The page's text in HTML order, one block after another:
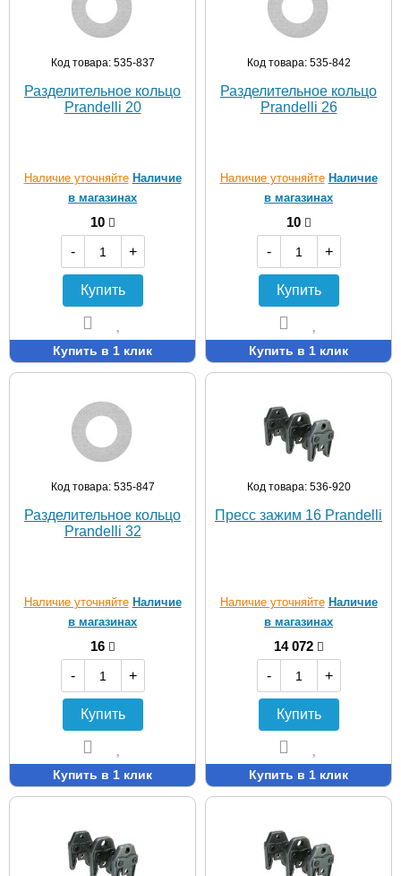
Код товара: 535-837
Разделительное кольцо
Prandelli 20
Наличие уточняйте Наличие
в магазинах
10
-
+
Купить
Купить в 1 клик
Код товара: 535-842
Разделительное кольцо
Prandelli 26
Наличие уточняйте Наличие
в магазинах
10
-
+
Купить
Купить в 1 клик
Код товара: 535-847
Разделительное кольцо
Prandelli 32
Наличие уточняйте Наличие
в магазинах
16
-
+
Купить
Купить в 1 клик
Код товара: 536-920
Пресс зажим 16 Prandelli
Наличие уточняйте Наличие
в магазинах
14 072
-
+
Купить
Купить в 1 клик